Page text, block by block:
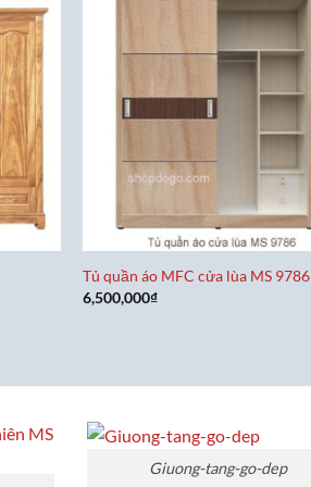
Tủ quần áo MFC cửa lùa MS 9786
6,500,000₫
Giuong-tang-go-dep